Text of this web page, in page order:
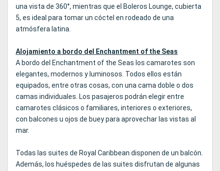
una vista de 360°, mientras que el Boleros Lounge, cubierta
5, es ideal para tomar un cóctel en rodeado de una
atmósfera latina.
Alojamiento a bordo del Enchantment of the Seas
A bordo del Enchantment of the Seas los camarotes son
elegantes, modernos y luminosos. Todos ellos están
equipados, entre otras cosas, con una cama doble o dos
camas individuales. Los pasajeros podrán elegir entre
camarotes clásicos o familiares, interiores o exteriores,
con balcones u ojos de buey para aprovechar las vistas al
mar.
Todas las suites de Royal Caribbean disponen de un balcón.
Además, los huéspedes de las suites disfrutan de algunas